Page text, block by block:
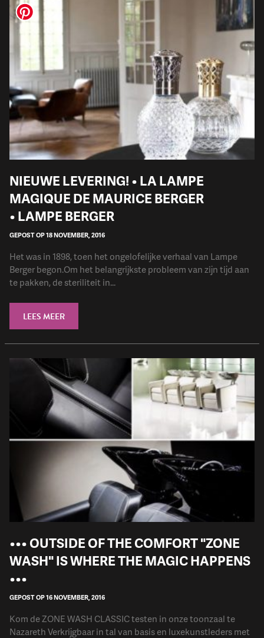
NIEUWE LEVERING! • LA LAMPE
MAGIQUE DE MAURICE BERGER
• LAMPE BERGER
GEPOST OP 18 NOVEMBER, 2016
Het was in 1898, toen het ongelofelijke verhaal van Lampe
Berger begon.Om het belangrijkste probleem van zijn tijd aan
te pakken, de steriliteit in...
LEES MEER
••• OUTSIDE OF THE COMFORT "ZONE
WASH" IS WHERE THE MAGIC HAPPENS
•••
GEPOST OP 16 NOVEMBER, 2016
Kom de ZONE WASH CLASSIC testen in onze toonzaal te
Nazareth Verkrijgbaar in tal van basis en luxekunstleders met